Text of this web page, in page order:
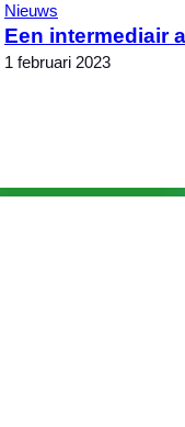
Nieuws
Een intermediair
1 februari 2023